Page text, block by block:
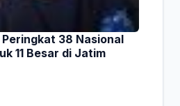
38 Nasional
11 Besar di Jatim